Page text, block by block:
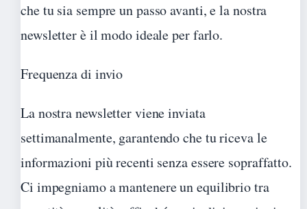
che tu sia sempre un passo avanti, e la nostra
newsletter è il modo ideale per farlo.
Frequenza di invio
La nostra newsletter viene inviata
settimanalmente, garantendo che tu riceva le
informazioni più recenti senza essere sopraffatto.
Ci impegniamo a mantenere un equilibrio tra